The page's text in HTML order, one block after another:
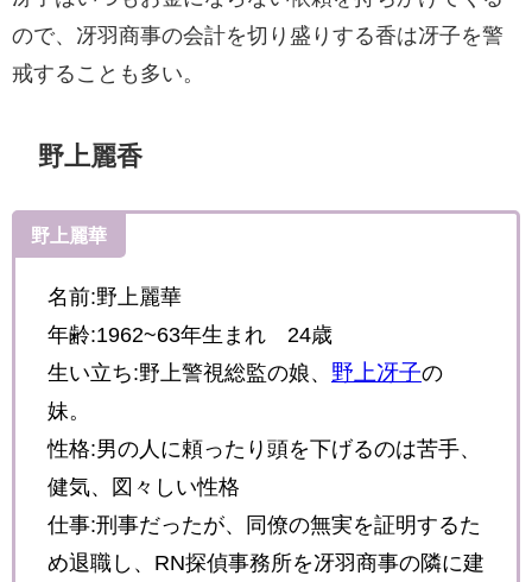
ので、冴羽商事の会計を切り盛りする香は冴子を警
戒することも多い。
野上麗香
野上麗華
名前:野上麗華
年齢:1962~63年生まれ 24歳
生い立ち:野上警視総監の娘、 野上冴子の
妹。
性格:男の人に頼ったり頭を下げるのは苦手、
健気、図々しい性格
仕事:刑事だったが、同僚の無実を証明するた
め退職し、RN探偵事務所を冴羽商事の隣に建